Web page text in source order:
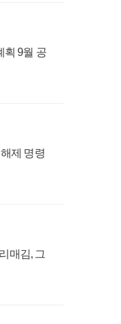
획 9월 공
제 명령
매김, 그